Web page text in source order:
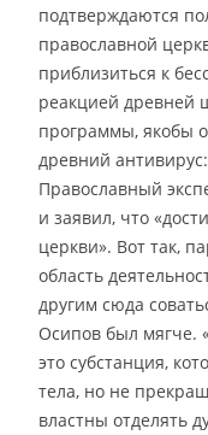
подтверждаются
православной
приблизиться к
реакцией древней
программы, якобы
древний
Православный
и заявил, что
церкви». Вот так,
область
другим сюда
Осипов был мягче.
это субстанция,
тела, но не
властны отделять